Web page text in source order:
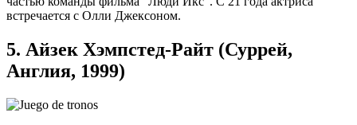
встречается с Олли Джексоном.
5. Айзек Хэмпстед-Райт (Суррей,
Англия, 1999)